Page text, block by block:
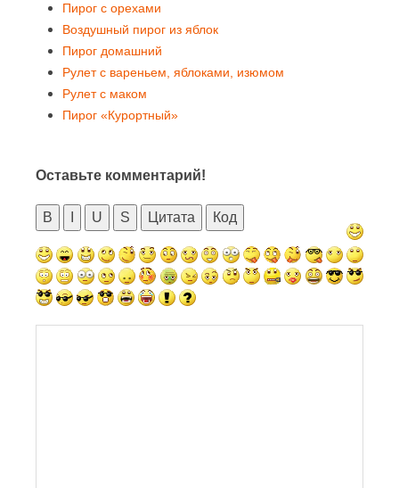
Пирог с орехами
Воздушный пирог из яблок
Пирог домашний
Рулет с вареньем, яблоками, изюмом
Рулет с маком
Пирог «Курортный»
Оставьте комментарий!
B U S Цитата Код